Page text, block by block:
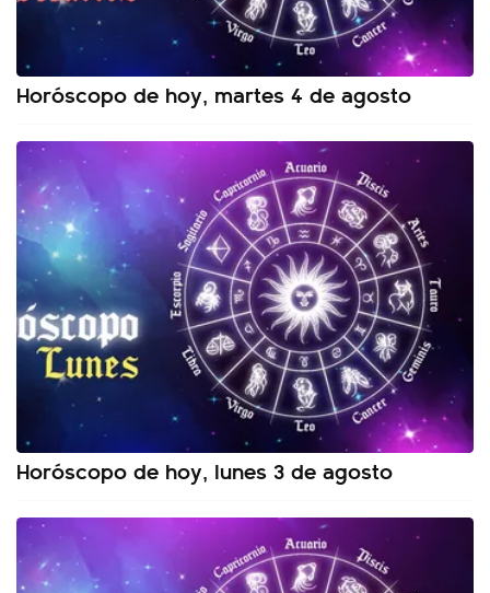
Horóscopo de hoy, martes 4 de agosto
Horóscopo de hoy, lunes 3 de agosto